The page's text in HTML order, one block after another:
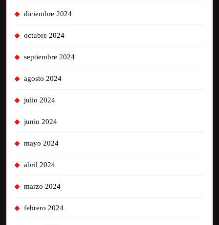
diciembre 2024
octubre 2024
septiembre 2024
agosto 2024
julio 2024
junio 2024
mayo 2024
abril 2024
marzo 2024
febrero 2024